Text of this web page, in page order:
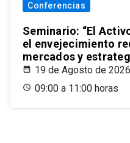
Conferencias
Seminario: “El
el envejecimiento
mercados y
19 de Agosto de 2026
09:00 a 11:00 horas